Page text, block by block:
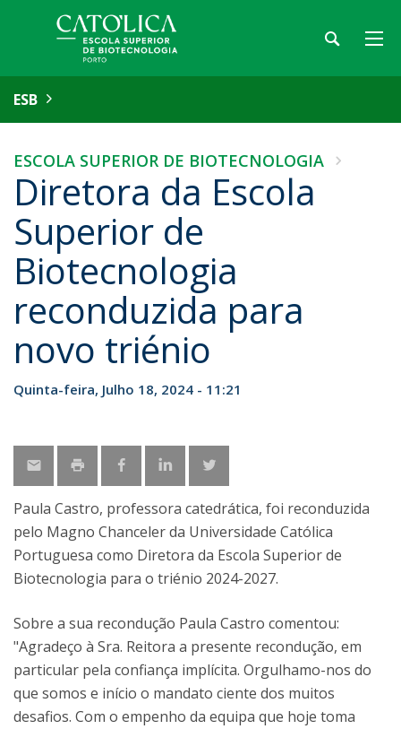
ESB
ESCOLA SUPERIOR DE BIOTECNOLOGIA
Diretora da Escola
Superior de
Biotecnologia
reconduzida para
novo triénio
Quinta-feira, Julho 18, 2024 - 11:21
Paula Castro, professora catedrática, foi reconduzida
pelo Magno Chanceler da Universidade Católica
Portuguesa como Diretora da Escola Superior de
Biotecnologia para o triénio 2024-2027.
Sobre a sua recondução Paula Castro comentou:
"Agradeço à Sra. Reitora a presente recondução, em
particular pela confiança implícita. Orgulhamo-nos do
que somos e início o mandato ciente dos muitos
desafios. Com o empenho da equipa que hoje toma